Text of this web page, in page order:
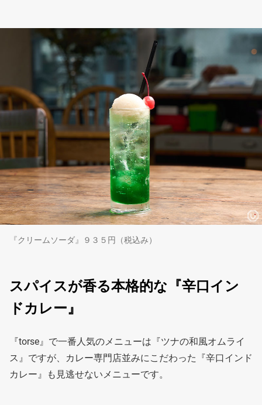
『クリームソーダ』９３５円（税込み）
スパイスが香る本格的な『辛口イン
ドカレー』
『torse』で一番人気のメニューは『ツナの和風オムライ
ス』ですが、カレー専門店並みにこだわった『辛口インド
カレー』も見逃せないメニューです。